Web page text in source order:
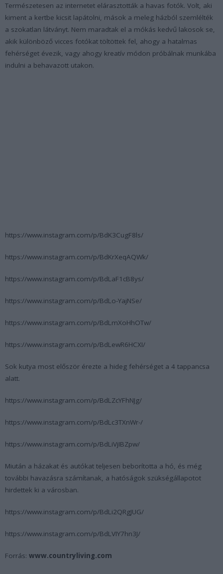
Természetesen az internetet elárasztották a havas fotók. Volt, aki
kiment a kertbe kicsit lapátolni, mások a meleg házból szemlélték
a szokatlan látványt. Nem maradtak el a mókás kedvű lakosok se,
akik különböző vicces fotókat töltöttek fel, ahogy a hatalmas
fehérséget évezik, vagy ahogy kreatív módon próbálnak munkába
indulni a behavazott utakon.
https://www.instagram.com/p/BdK3CugF8ls/
https://www.instagram.com/p/BdKrXeqAQWk/
https://www.instagram.com/p/BdLaF1cB8ys/
https://www.instagram.com/p/BdLo-YajNSe/
https://www.instagram.com/p/BdLmXoHhOTw/
https://www.instagram.com/p/BdLewR6HCXI/
Sok kutya most először érezte a hideg fehérséget a 4 tappancsa
alatt.
https://www.instagram.com/p/BdLZcYFhNJg/
https://www.instagram.com/p/BdLc3TXnWr-/
https://www.instagram.com/p/BdLiVjIBZpw/
Miután a házakat és autókat teljesen beborította a hó, és még
további havazásra számítanak, a hatóságok szükségállapotot
hirdettek ki a városban.
https://www.instagram.com/p/BdLi2QRgJUG/
https://www.instagram.com/p/BdLVIY7hn3J/
Forrás: www.countryliving.com